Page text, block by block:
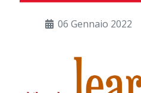
06 Gennaio 2022